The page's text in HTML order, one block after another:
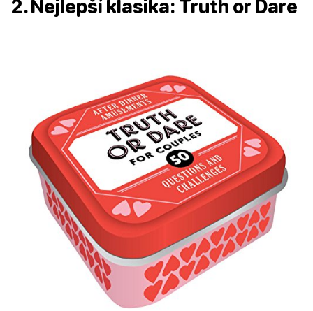
2. Nejlepší klasika: Truth or Dare